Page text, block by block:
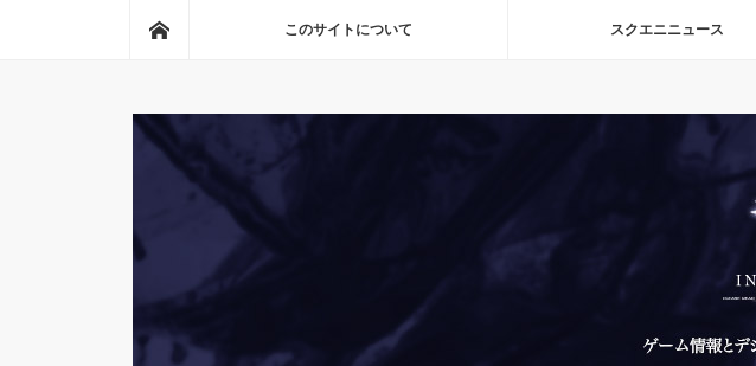
このサイトについて スクエニニュース